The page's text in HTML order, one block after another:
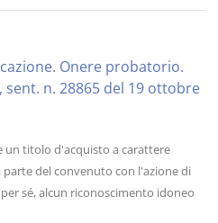
Onere probatorio.
sent. n. 28865 del 19 ottobre
un titolo d'acquisto a carattere
del convenuto con l'azione di
sé, alcun riconoscimento idoneo